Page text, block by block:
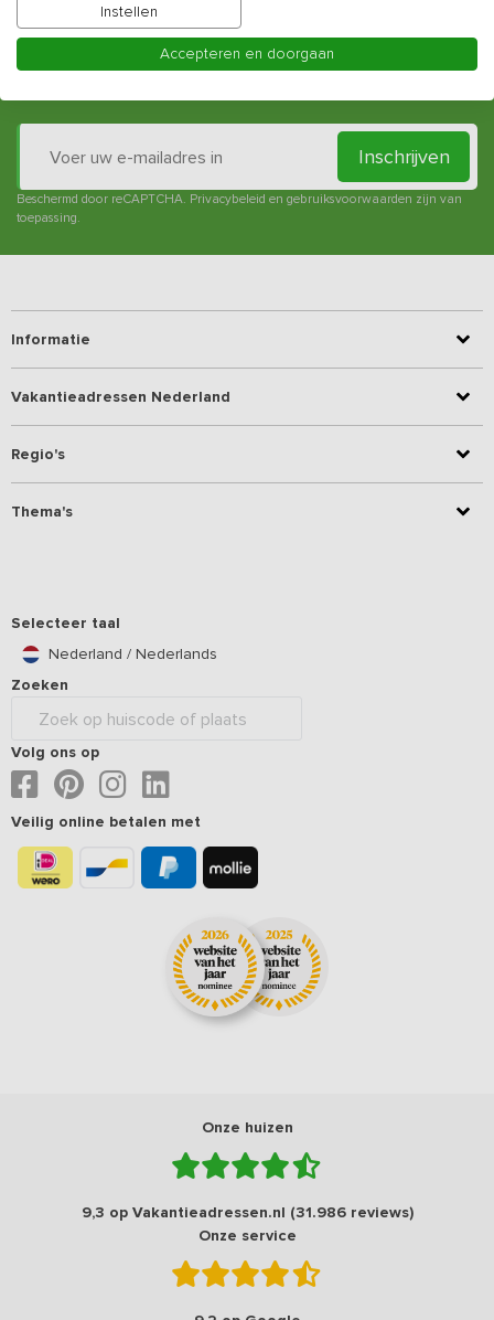
Schrijf je in voor onze nieuwsbrief
Inschrijven
Beschermd door reCAPTCHA. Privacybeleid en gebruiksvoorwaarden zijn van
toepassing.
Informatie
Vakantieadressen Nederland
Regio's
Thema's
Selecteer taal
Nederland / Nederlands
Zoeken
Volg ons op
Veilig online betalen met
Onze huizen
9,3 op Vakantieadressen.nl (31.986 reviews)
Onze service
Instellen
Accepteren en doorgaan